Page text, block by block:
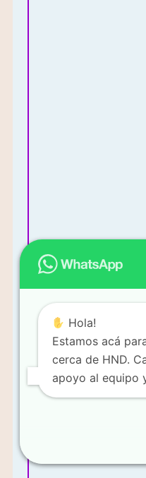
Mi enfoque es vender
Hola!
Estamos acá
cerca de HND.
apoyo al equipo